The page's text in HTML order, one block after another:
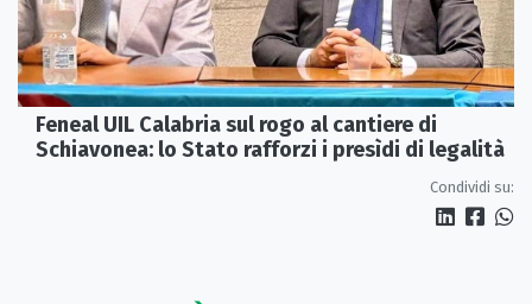
Feneal UIL Calabria sul rogo al cantiere di
Schiavonea: lo Stato rafforzi i presìdi di legalità
Condividi su: